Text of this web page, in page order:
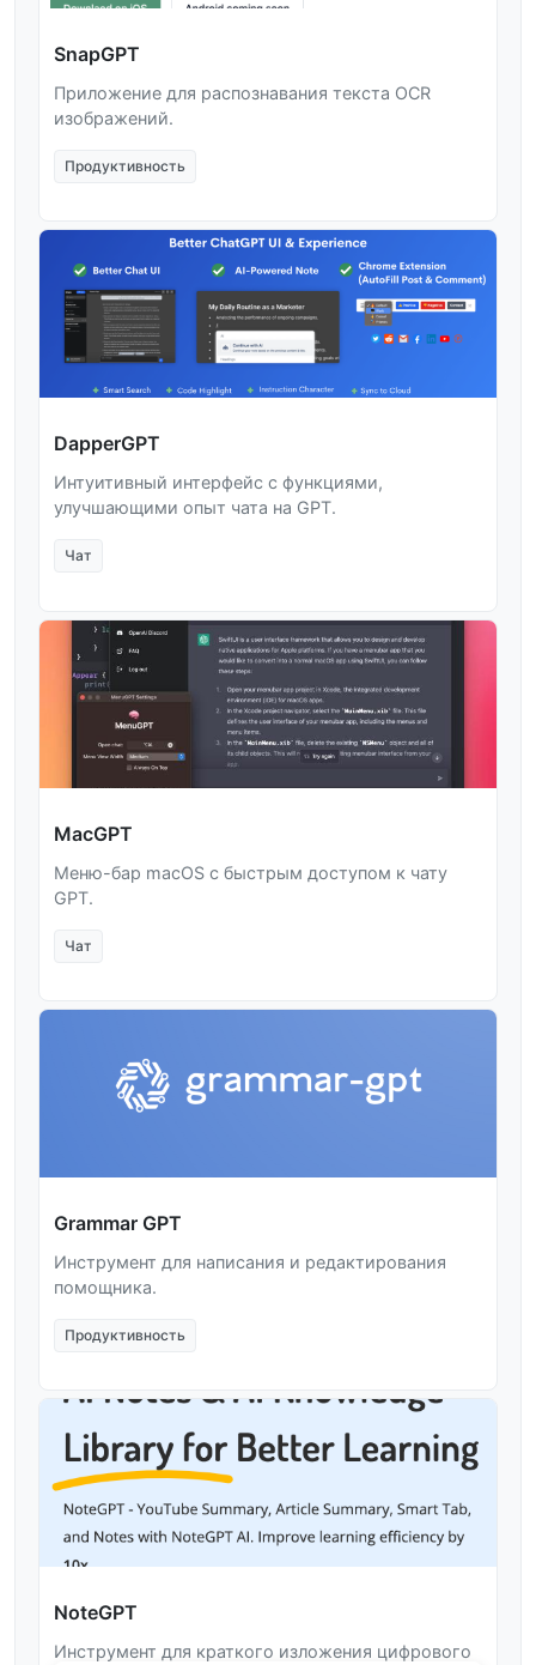
SnapGPT
Приложение для распознавания текста OCR
изображений.
Продуктивность
DapperGPT
Интуитивный интерфейс с функциями,
улучшающими опыт чата на GPT.
Чат
MacGPT
Меню-бар macOS с быстрым доступом к чату
GPT.
Чат
Grammar GPT
Инструмент для написания и редактирования
помощника.
Продуктивность
NoteGPT
Инструмент для краткого изложения цифрового